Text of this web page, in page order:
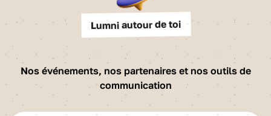
Lumni autour de toi
Nos événements, nos partenaires et nos outils de
communication